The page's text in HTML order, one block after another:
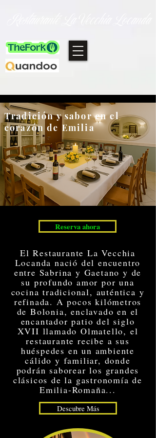
Tradición y sabor en el
corazón de Emilia
Reserva ahora
El Restaurante La Vecchia
Locanda nació del encuentro
entre Sabrina y Gaetano y de
su profundo amor por una
cocina tradicional, auténtica y
refinada. A pocos kilómetros
de Bolonia, enclavado en el
encantador patio del siglo
XVII llamado Olmatello, el
restaurante recibe a sus
huéspedes en un ambiente
cálido y familiar, donde
podrán saborear los grandes
clásicos de la gastronomía de
Emilia-Romaña...
Descubre Más